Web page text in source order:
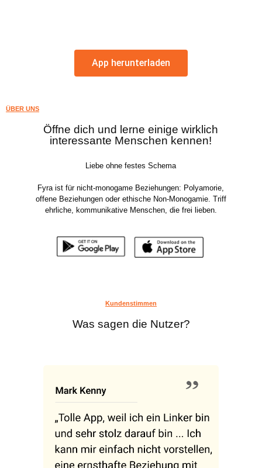
App herunterladen
ÜBER UNS
Öffne dich und lerne einige wirklich
interessante Menschen kennen!
Liebe ohne festes Schema
Fyra ist für nicht-monogame Beziehungen: Polyamorie,
offene Beziehungen oder ethische Non-Monogamie. Triff
ehrliche, kommunikative Menschen, die frei lieben.
Kundenstimmen
Was sagen die Nutzer?